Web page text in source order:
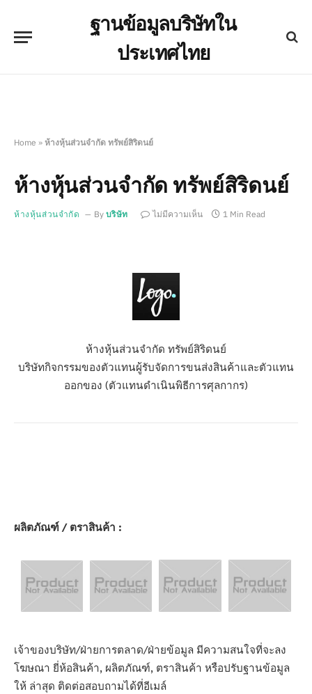
ฐานข้อมูลบริษัทใน
ประเทศไทย
Home » ห้างหุ้นส่วนจำกัด ทรัพย์สิริดนย์
ห้างหุ้นส่วนจำกัด ทรัพย์สิริดนย์
ห้างหุ้นส่วนจำกัด By บริษัท ไม่มีความเห็น 1 Min Read
ห้างหุ้นส่วนจำกัด ทรัพย์สิริดนย์
บริษัทกิจกรรมของตัวแทนผู้รับจัดการขนส่งสินค้าและตัวแทน
ออกของ (ตัวแทนดำเนินพิธีการศุลกากร)
ผลิตภัณฑ์ / ตราสินค้า :
เจ้าของบริษัท/ฝ่ายการตลาด/ฝ่ายข้อมูล มีความสนใจที่จะลง
โฆษณา ยี่ห้อสินค้า, ผลิตภัณฑ์, ตราสินค้า หรือปรับฐานข้อมูล
ให้ ล่าสุด ติดต่อสอบถามได้ที่อีเมล์